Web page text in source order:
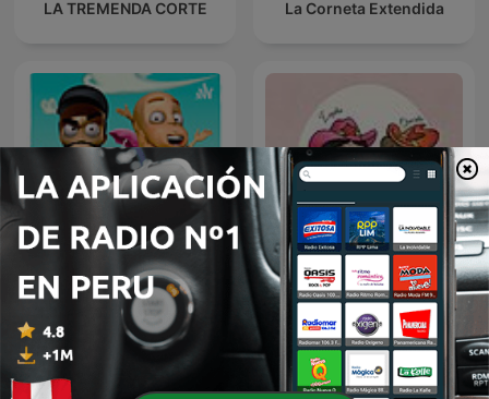
LA TREMENDA CORTE La Corneta Extendida
Fonos Locos Las Alucines